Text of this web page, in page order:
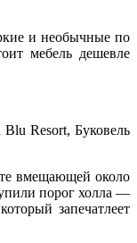
и необычные по
мебель дешевле
Resort, Буковель
вмещающей около
порог холла —
за­печатлеет